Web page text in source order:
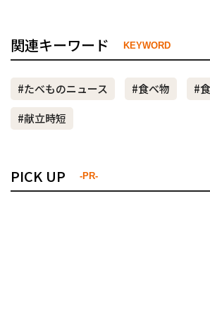
関連キーワード KEYWORD
#たべものニュース #食べ物 #
#献立時短
PICK UP -PR-